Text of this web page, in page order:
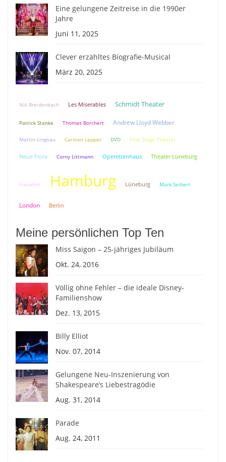
Eine gelungene Zeitreise in die 1990er
Jahre
Juni 11, 2025
Clever erzähltes Biografie-Musical
März 20, 2025
Nik Breidenbach Les Miserables Schmidt Theater
Patrick Stanke Thomas Borchert Andrew Lloyd Webber
Martin Lingnau Carsten Lepper DVD First Stage Theater
Neue Flora Corny Littmann Operettenhaus Theater Lüneburg
Frankfurt Hamburg Lüneburg Mark Seibert
London Berlin
Meine persönlichen Top Ten
Miss Saigon – 25-jähriges Jubiläum
Okt. 24, 2016
Völlig ohne Fehler – die ideale Disney-
Familienshow
Dez. 13, 2015
Billy Elliot
Nov. 07, 2014
Gelungene Neu-Inszenierung von
Shakespeare’s Liebestragödie
Aug. 31, 2014
Parade
Aug. 24, 2011